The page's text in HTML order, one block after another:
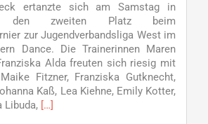
ertanzte sich am Samstag in
den zweiten Platz beim
zur Jugendverbandsliga West im
Dance. Die Trainerinnen Maren
Alda freuten sich riesig mit
Fitzner, Franziska Gutknecht,
Kaß, Lea Kiehne, Emily Kotter,
Libuda, Read
[…]